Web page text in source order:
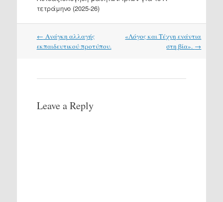
τετράμηνο (2025-26)
Post
navigation
← Ανάγκη αλλαγής
εκπαιδευτικού προτύπου.
«Λόγος και Τέχνη ενάντια
στη βία». →
Leave a Reply